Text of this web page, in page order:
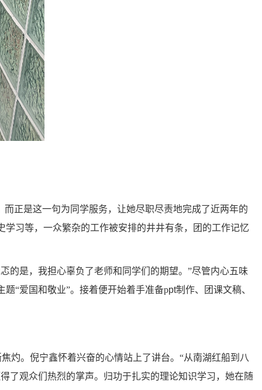
正是这一句为同学服务，让她尽职尽责地完成了近两年的
学习等，一众繁杂的工作被安排的井井有条，
团的工作记忆
的是，我担心辜负了老师和同学们 的期望。 ”尽管内心五味
题“爱国和敬业”。接着便开始着手准备ppt制作、
团课文稿、
灼。倪宁鑫怀着兴奋的心情站上了讲台。 “从南湖红船到八
了观众们热烈的掌声。归功于扎实的理论知识学习，她在随